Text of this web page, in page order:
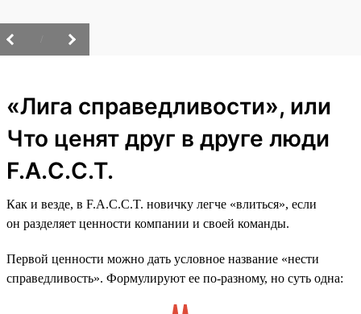
«Лига справедливости», или
Что ценят друг в друге люди
F.A.C.C.T.
Как и везде, в F.A.C.C.T. новичку легче «влиться», если
он разделяет ценности компании и своей команды.
Первой ценности можно дать условное название «нести
справедливость». Формулируют ее по-разному, но суть одна: